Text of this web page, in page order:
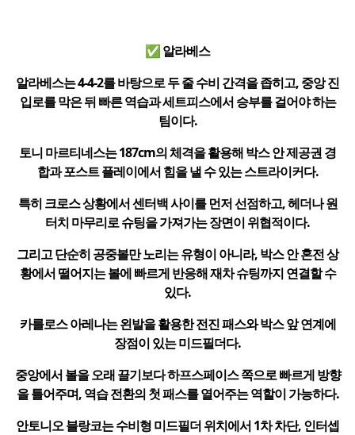
✅ 알라베스
알라베스는 4-4-2를 바탕으로 두 줄 수비 간격을 좁히고, 중앙 진
입로를 막은 뒤 빠른 역습과 세트피스에서 승부를 걸어야 하는
팀이다.
토니 마르티네스는 187cm의 체격을 활용해 박스 안 제공권 경
합과 포스트 플레이에서 힘을 낼 수 있는 스트라이커다.
특히 크로스 상황에서 센터백 사이를 먼저 선점하고, 헤더나 원
터치 마무리로 슈팅을 가져가는 장면이 위협적이다.
그리고 단순히 공중볼만 노리는 유형이 아니라, 박스 안 혼전 상
황에서 떨어지는 볼에 빠르게 반응해 재차 슈팅까지 연결할 수
있다.
카를로스 아레나는 왼발을 활용한 전진 패스와 박스 앞 연계에
장점이 있는 미드필더다.
중앙에서 볼을 오래 끌기보다 하프스페이스 쪽으로 빠르게 방향
을 틀어주며, 역습 전환의 첫 패스를 열어주는 역할이 가능하다.
안토니오 블랑코는 수비형 미드필더 위치에서 1차 차단, 인터셉